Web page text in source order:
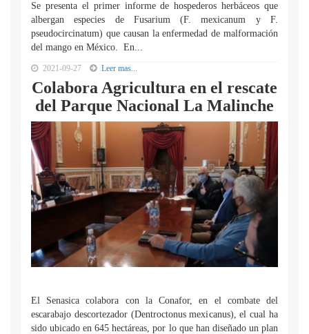
Se presenta el primer informe de hospederos herbáceos que
albergan especies de Fusarium (F. mexicanum y F.
pseudocircinatum) que causan la enfermedad de malformación
del mango en México. En...
2021-09-27 Leer mas...
Colabora Agricultura en el rescate
del Parque Nacional La Malinche
El Senasica colabora con la Conafor, en el combate del
escarabajo descortezador (Dentroctonus mexicanus), el cual ha
sido ubicado en 645 hectáreas, por lo que han diseñado un plan